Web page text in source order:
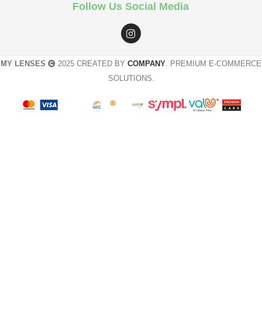
Follow Us Social Media
MY LENSES 2025 CREATED BY COMPANY. PREMIUM E-COMMERCE
SOLUTIONS.